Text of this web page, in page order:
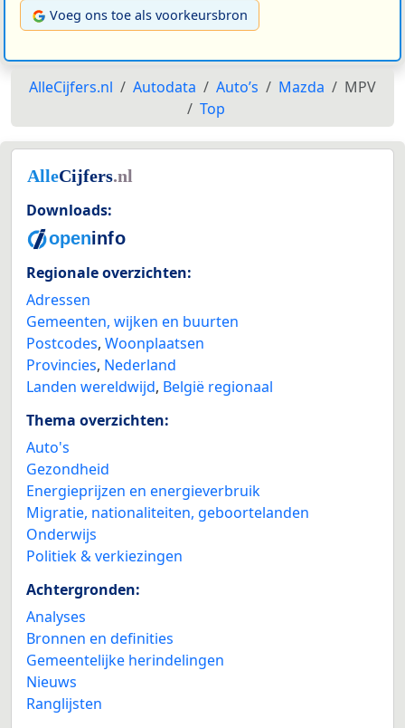
Voeg ons toe als voorkeursbron
AlleCijfers.nl Autodata Auto’s Mazda
MPV
Top
Downloads:
Regionale overzichten:
Adressen
Gemeenten, wijken en buurten
Postcodes, Woonplaatsen
Provincies, Nederland
Landen wereldwijd, België regionaal
Thema overzichten:
Auto's
Gezondheid
Energieprijzen en energieverbruik
Migratie, nationaliteiten, geboortelanden
Onderwijs
Politiek & verkiezingen
Achtergronden:
Analyses
Bronnen en definities
Gemeentelijke herindelingen
Nieuws
Ranglijsten